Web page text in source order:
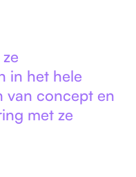
in het hele
van concept en
met ze